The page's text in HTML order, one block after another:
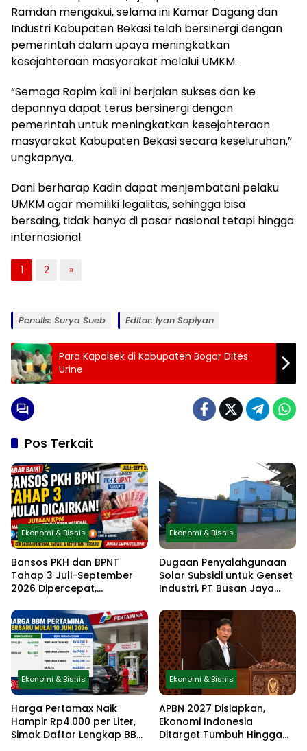
Ramdan mengakui, selama ini Kamar Dagang dan
Industri Kabupaten Bekasi telah bersinergi dengan
pemerintah dalam upaya meningkatkan
kesejahteraan masyarakat melalui UMKM.
“Semoga Rapim kali ini berjalan sukses dan ke
depannya dapat terus bersinergi dengan
pemerintah untuk meningkatkan kesejahteraan
masyarakat Kabupaten Bekasi secara keseluruhan,”
ungkapnya.
Dani berharap Kadin dapat menjembatani pelaku
UMKM agar memiliki legalitas, sehingga bisa
bersaing, tidak hanya di pasar nasional tetapi hingga
internasional.
1 2 »
Penulis: Surya Sueb Editor: Iyan Sopiyan
Para Kapolsek di Kabupaten Bogor Dites
Urine
Pos Terkait
Ekonomi & Bisnis
Bansos PKH dan BPNT
Tahap 3 Juli-September
2026 Dipercepat,
Resmi, Cek Daftar Daerah
dan Jadwal Pencairan
Ekonomi & Bisnis
Dugaan Penyalahgunaan
Solar Subsidi untuk Genset
Industri, PT Busan Jaya
Liter BBM
Ekonomi & Bisnis
Harga Pertamax Naik
Hampir Rp4.000 per Liter,
Simak Daftar Lengkap BBM
Ekonomi & Bisnis
APBN 2027 Disiapkan,
Ekonomi Indonesia
Ditarget Tumbuh Hingga